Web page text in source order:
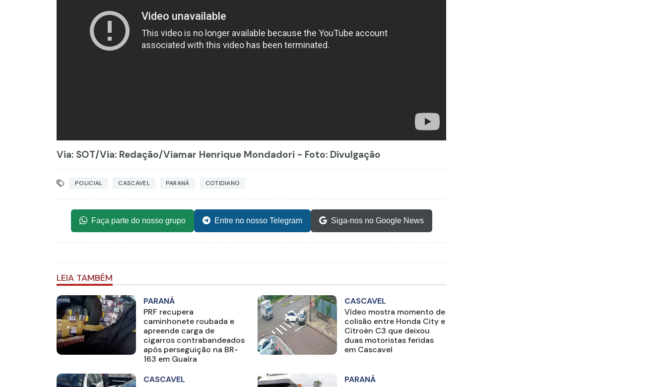
Via: SOT/Via: Redação/Viamar Henrique Mondadori - Foto: Divulgação
POLICIAL CASCAVEL PARANÁ COTIDIANO
Faça parte do nosso grupo Entre no nosso Telegram Siga-nos no Google News
LEIA TAMBÉM
PARANÁ
PRF recupera
caminhonete roubada e
apreende carga de
cigarros contrabandeados
após perseguição na BR-
163 em Guaíra
CASCAVEL
Vídeo mostra momento de
colisão entre Honda City e
Citroën C3 que deixou
duas motoristas feridas
em Cascavel
CASCAVEL
PARANÁ